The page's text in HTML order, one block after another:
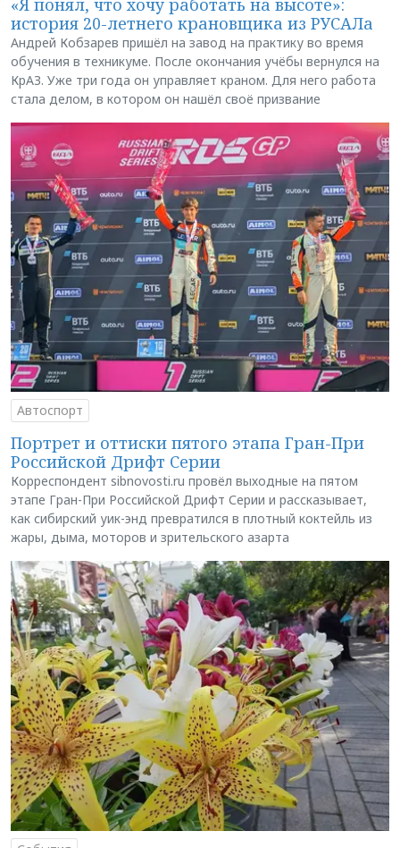
история 20-летнего крановщика из РУСАЛа
Андрей Кобзарев пришёл на завод на практику во время
обучения в техникуме. После окончания учёбы вернулся на
КрАЗ. Уже три года он управляет краном. Для него работа
стала делом, в котором он нашёл своё призвание
Автоспорт
Портрет и оттиски пятого этапа Гран-При
Российской Дрифт Серии
Корреспондент sibnovosti.ru провёл выходные на пятом
этапе Гран-При Российской Дрифт Серии и рассказывает,
как сибирский уик-энд превратился в плотный коктейль из
жары, дыма, моторов и зрительского азарта